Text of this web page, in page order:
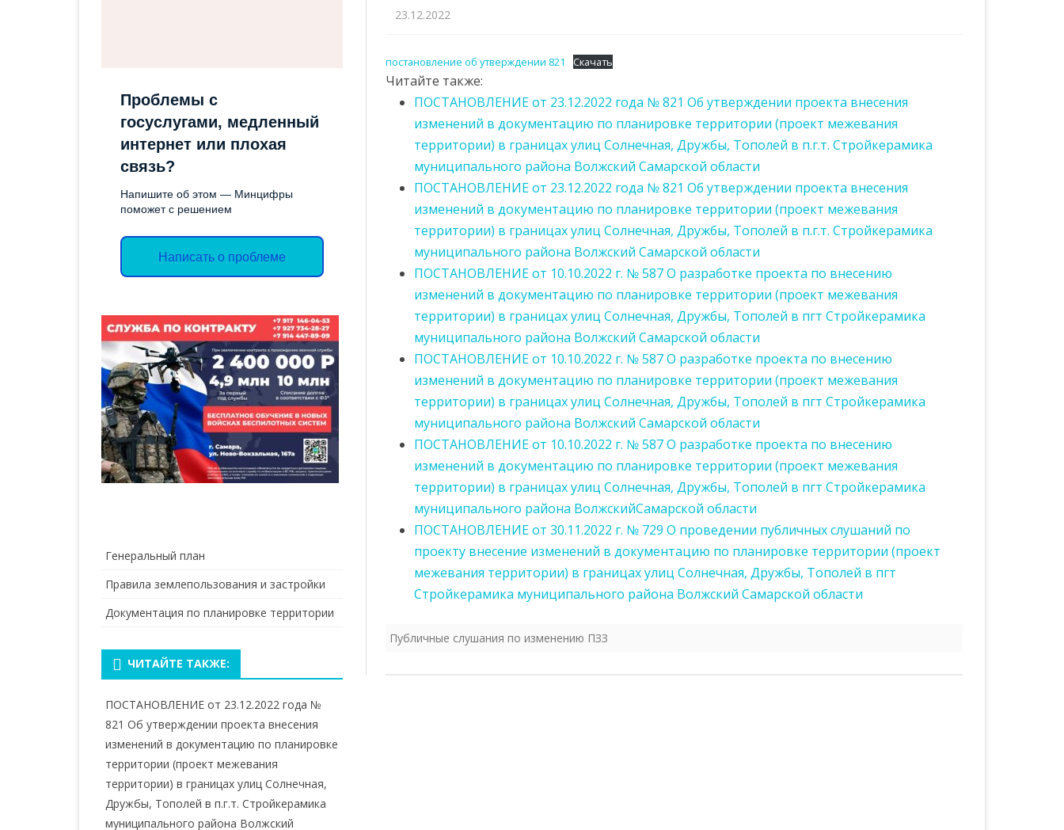
ГРАДОСТРОИТЕЛЬНОГО
ПРОЕКТИРОВАНИЯ
ПОРЯДОК ОСМОТРА ЗДАНИЙ
ПРАВИЛА БЛАГОУСТРОЙСТВА
ПРОГРАММЫ РАЗВИТИЯ
ПОСЕЛЕНИЯ
УСЛОВНО-РАЗРЕШЕННЫЙ ВИД
ЗЕМЕЛЬНЫХ УЧАСТКОВ
РАЗРЕШЕНИЯ НА
ОТКЛОНЕНИЕ ОТ
СТРОИТЕЛЬСТВА
ПРАВОВЫХ АКТОВ
КОНТРОЛЯ
МУНИЦИПАЛЬНЫЕ УСЛУГИ
ПОРЯДОК ОБЖАЛОВАНИЯ
АНТИМОНОПОЛЬНЫЙ
КОМПЛАЕНС
СОЦИАЛЬНАЯ СФЕРА
2026-2027ГГ.
ОТОПИТЕЛЬНОМУ ПЕРИОДУ
2026-2027 Г.Г.
ПОДДЕРЖКА СУБЪЕКТОВ МСП
ПРЕДУПРЕЖДЕНИЕ И
ЛИКВИДАЦИЯ ЧС
ПАМЯТКИ ПО ГО И ЧС
ТЕЛЕФОНЫ ЭКСТРЕННЫХ
СЛУЖБ
ТОРГИ
ПОРЯДОК ПОСТУПЛЕНИЯ НА
ГОСУДАРСТВЕННУЮ СЛУЖБУ
КОНТРОЛЬНО-НАДЗОРНАЯ
ДОКЛАДЫ, СОДЕРЖАЩИЕ
РЕЗУЛЬТАТЫ ОБОБЩЕНИЯ
ПРАВОПРИМЕНИТЕЛЬНОЙ
ПРАКТИКИ.
ИНФОРМИРОВАНИЕ ПО СТ. 46
ОБЯЗАТЕЛЬНЫЕ ТРЕБОВАНИЯ
ОЦЕНКА ПРИМЕНЕНИЯ
ОБЯЗАТЕЛЬНЫХ ТРЕБОВАНИЙ
ДОКЛАДЫ О
ГОСУДАРСТВЕННОМ
КОНТРОЛЕ (НАДЗОРЕ),
МУНИЦИПАЛЬНОМ
КОНТРОЛЕ
НОРМАТИВНЫЕ ПРАВОВЫЕ И
ИНЫЕ АКТЫ В СФЕРЕ
ПРОТИВОДЕЙСТВИЯ
АНТИКОРРУПЦИОННАЯ
ЭКСПЕРТИЗА
КОМИССИЯ ПО СОБЛЮДЕНИЮ
ТРЕБОВАНИЙ К СЛУЖЕБНОМУ
ПОВЕДЕНИЮ И
УРЕГУЛИРОВАНИЮ
КОНФЛИКТА ИНТЕРЕСОВ
(АТТЕСТАЦИОННАЯ
КОМИССИЯ)
ЗАСЕДАНИЕ КОМИССИИ ПО
СОБЛЮДЕНИЮ ТРЕБОВАНИЙ
К СЛУЖЕБНОМУ ПОВЕДЕНИЮ
МУНИЦИПАЛЬНЫХ
СЛУЖАЩИХ И
УРЕГУЛИРОВАНИЮ
КОНФЛИКТА ИНТЕРЕСОВ
МЕТОДИЧЕСКИЕ МАТЕРИАЛЫ
23.12.2022
постановление об утверждении 821 Скачать
Читайте также:
ПОСТАНОВЛЕНИЕ от 23.12.2022 года № 821 Об утверждении проекта внесения
изменений в документацию по планировке территории (проект межевания
территории) в границах улиц Солнечная, Дружбы, Тополей в п.г.т. Стройкерамика
муниципального района Волжский Самарской области
ПОСТАНОВЛЕНИЕ от 23.12.2022 года № 821 Об утверждении проекта внесения
изменений в документацию по планировке территории (проект межевания
территории) в границах улиц Солнечная, Дружбы, Тополей в п.г.т. Стройкерамика
муниципального района Волжский Самарской области
ПОСТАНОВЛЕНИЕ от 10.10.2022 г. № 587 О разработке проекта по внесению
изменений в документацию по планировке территории (проект межевания
территории) в границах улиц Солнечная, Дружбы, Тополей в пгт Стройкерамика
муниципального района Волжский Самарской области
ПОСТАНОВЛЕНИЕ от 10.10.2022 г. № 587 О разработке проекта по внесению
изменений в документацию по планировке территории (проект межевания
территории) в границах улиц Солнечная, Дружбы, Тополей в пгт Стройкерамика
муниципального района Волжский Самарской области
ПОСТАНОВЛЕНИЕ от 10.10.2022 г. № 587 О разработке проекта по внесению
изменений в документацию по планировке территории (проект межевания
территории) в границах улиц Солнечная, Дружбы, Тополей в пгт Стройкерамика
муниципального района ВолжскийСамарской области
ПОСТАНОВЛЕНИЕ от 30.11.2022 г. № 729 О проведении публичных слушаний по
проекту внесение изменений в документацию по планировке территории (проект
межевания территории) в границах улиц Солнечная, Дружбы, Тополей в пгт
Стройкерамика муниципального района Волжский Самарской области
Публичные слушания по изменению ПЗЗ
Проблемы с
госуслугами, медленный
интернет или плохая
связь?
Напишите об этом — Минцифры
поможет с решением
Написать о проблеме
Генеральный план
Правила землепользования и застройки
Документация по планировке территории
ЧИТАЙТЕ ТАКЖЕ:
ПОСТАНОВЛЕНИЕ от 23.12.2022 года №
821 Об утверждении проекта внесения
изменений в документацию по планировке
территории (проект межевания
территории) в границах улиц Солнечная,
Дружбы, Тополей в п.г.т. Стройкерамика
муниципального района Волжский